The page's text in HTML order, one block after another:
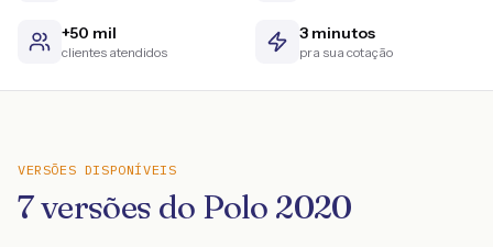
+50 mil
clientes atendidos
3 minutos
pra sua cotação
VERSÕES DISPONÍVEIS
7versões do Polo 2020